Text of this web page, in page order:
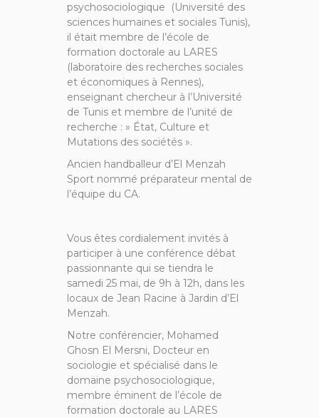
psychosociologique (Université des
sciences humaines et sociales Tunis),
il était membre de l’école de
formation doctorale au LARES
(laboratoire des recherches sociales
et économiques à Rennes),
enseignant chercheur à l’Université
de Tunis et membre de l’unité de
recherche : » État, Culture et
Mutations des sociétés ».
Ancien handballeur d’El Menzah
Sport nommé préparateur mental de
l’équipe du CA.
Vous êtes cordialement invités à
participer à une conférence débat
passionnante qui se tiendra le
samedi 25 mai, de 9h à 12h, dans les
locaux de Jean Racine à Jardin d’El
Menzah.
Notre conférencier, Mohamed
Ghosn El Mersni, Docteur en
sociologie et spécialisé dans le
domaine psychosociologique,
membre éminent de l’école de
formation doctorale au LARES